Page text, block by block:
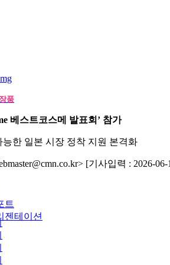
트
젠테이션
품
베스트코스메 발표회’ 참가
한 일본 시장 정착 지원 본격화
[기사입력 : 2026-